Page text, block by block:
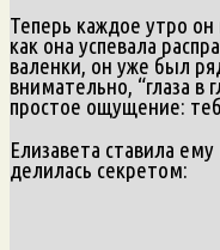
Теперь каждое утро
как она успевала
валенки, он уже был
внимательно, “глаза в
простое ощущение:
Елизавета ставила
делилась секретом: